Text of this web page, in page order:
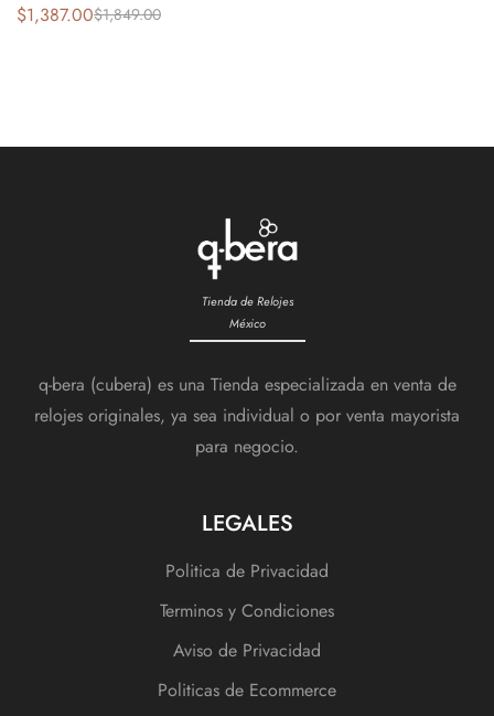
$1,849.00
$1,387.00
Tienda de Relojes
México
q-bera (cubera) es una Tienda especializada en venta de
relojes originales, ya sea individual o por venta mayorista
para negocio.
LEGALES
Politica de Privacidad
Terminos y Condiciones
Aviso de Privacidad
Politicas de Ecommerce